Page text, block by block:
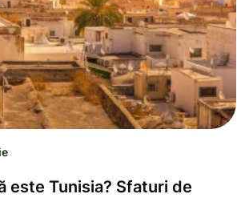
este Tunisia? Sfaturi de